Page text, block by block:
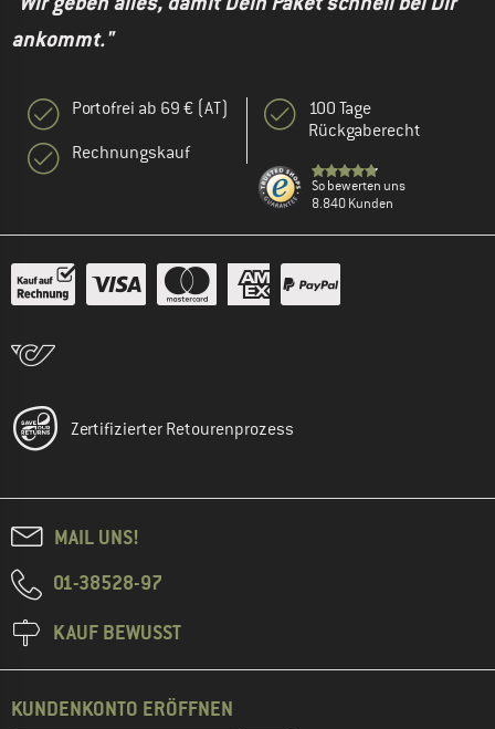
ankommt."
Portofrei ab 69 € (AT)
Rechnungskauf
100 Tage
Rückgaberecht
So bewerten uns
8.840 Kunden
Zertifizierter Retourenprozess
MAIL UNS!
01-38528-97
KAUF BEWUSST
KUNDENKONTO ERÖFFNEN